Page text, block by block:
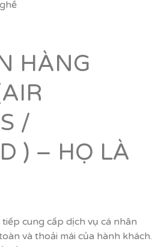
HÀNG
/
) – HỌ LÀ
cung cấp dịch vụ cá nhân
và thoải mái của hành khách.